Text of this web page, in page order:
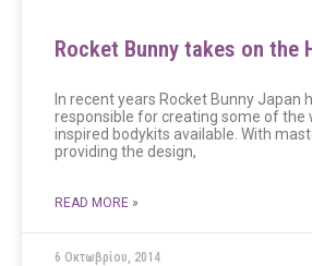
Rocket Bunny takes on the
In recent years Rocket Bunny Japan
responsible for creating some of the
inspired bodykits available. With
providing the design,
READ MORE »
6 Οκτωβρίου, 2014